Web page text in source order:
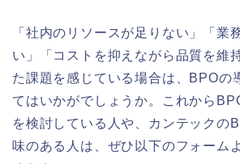
「社内のリソースが足りない」「業
い」「コストを抑えながら品質を維
た課題を感じている場合は、BPOの
てはいかがでしょうか。これから
を検討している人や、カンテックの
味のある人は、ぜひ以下のフォーム